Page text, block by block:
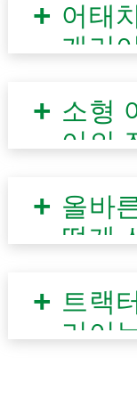
어태
캐리
소형
어의
올바
떻게
트랙
리어